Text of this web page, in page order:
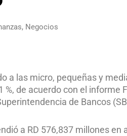
Negocios
a las micro, pequeñas y
de acuerdo con el informe
de Bancos
a RD 576,837 millones